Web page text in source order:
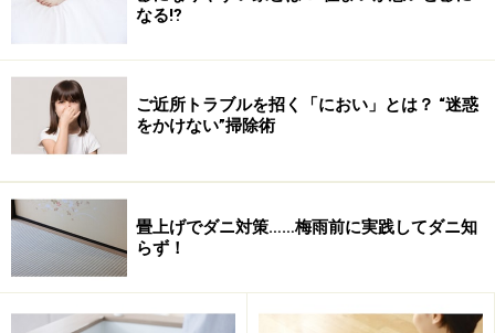
なる⁉
ご近所トラブルを招く「におい」とは？ “迷惑
をかけない”掃除術
畳上げでダニ対策……梅雨前に実践してダニ知
らず！